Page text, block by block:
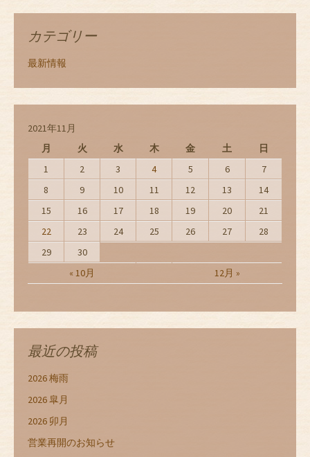
カテゴリー
最新情報
2021年11月
月
火 水 木 金 土 日
« 10月 12月 »
1 2 3 4 5 6
7
8
9 10 11 12 13
14
15
16 17 18 19 20
21
22
23 24 25 26 27
28
29
30
最近の投稿
2026 梅雨
2026 皐月
2026 卯月
営業再開のお知らせ